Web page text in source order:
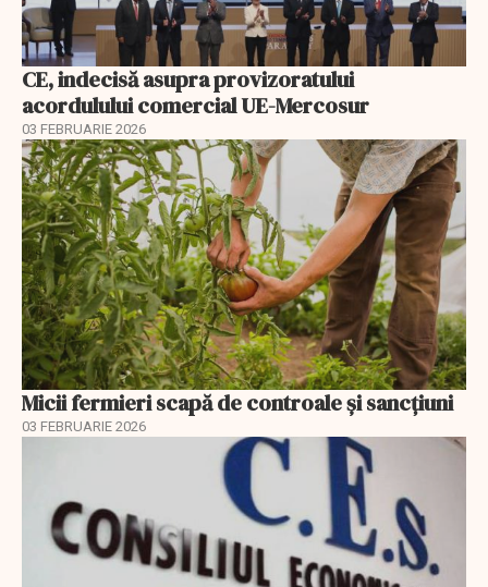
CE, indecisă asupra provizoratului
acordulului comercial UE-Mercosur
03 FEBRUARIE 2026
Micii fermieri scapă de controale și sancțiuni
03 FEBRUARIE 2026